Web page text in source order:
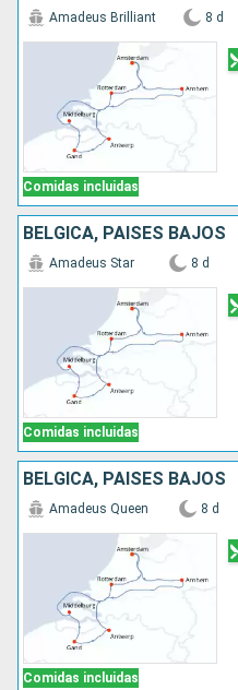
Comidas incluidas
Amadeus Brilliant 8 d
BÉLGICA, PAISES BAJOS
Comidas incluidas
Amadeus Star 8 d
BÉLGICA, PAISES BAJOS
Comidas incluidas
Amadeus Queen 8 d